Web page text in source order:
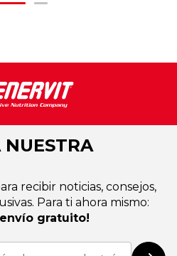
NUESTRA
recibir noticias, consejos,
Para ti ahora mismo:
envío gratuito!